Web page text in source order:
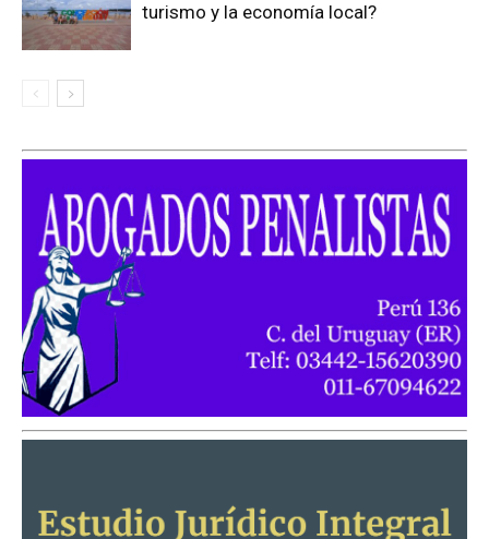
turismo y la economía local?